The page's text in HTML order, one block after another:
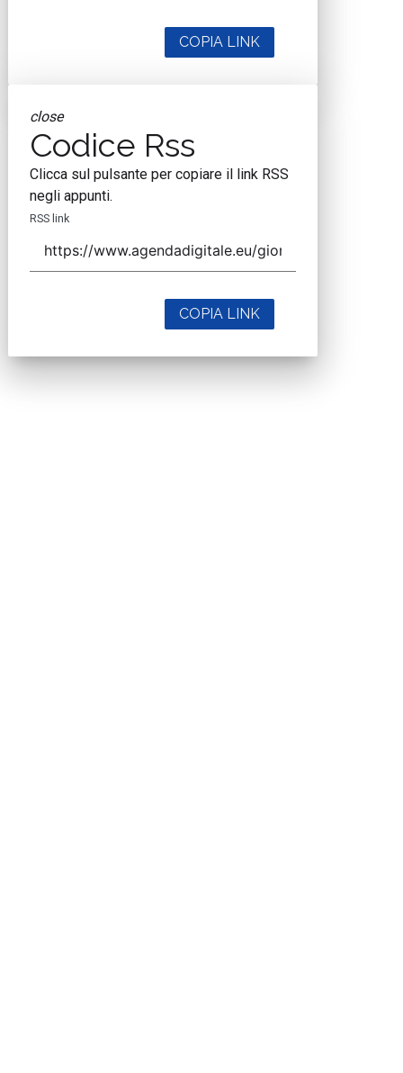
COPIA LINK
close
Codice Rss
Clicca sul pulsante per copiare il link RSS
negli appunti.
RSS link
COPIA LINK